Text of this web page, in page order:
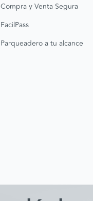
Compra y Venta Segura
FacilPass
Parqueadero a tu alcance